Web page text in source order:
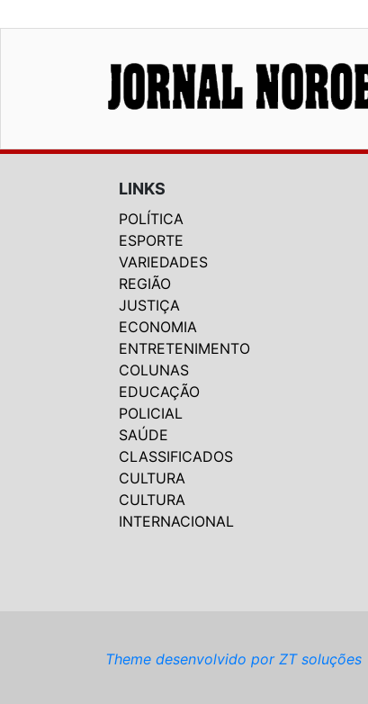
LINKS
POLÍTICA
ESPORTE
VARIEDADES
REGIÃO
JUSTIÇA
ECONOMIA
ENTRETENIMENTO
COLUNAS
EDUCAÇÃO
POLICIAL
SAÚDE
CLASSIFICADOS
CULTURA
CULTURA
INTERNACIONAL
Theme desenvolvido por ZT soluções